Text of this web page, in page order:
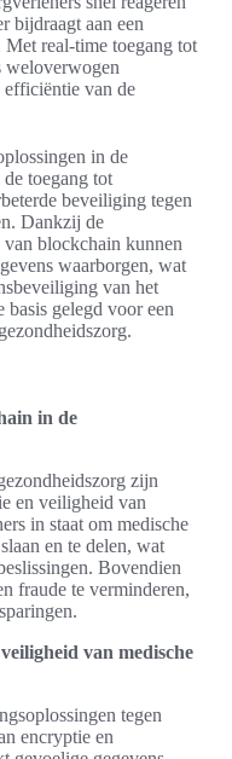
bijdraagt aan een
real-time toegang tot
weloverwogen
efficiëntie van de
in de
toegang tot
beveiliging tegen
Dankzij de
van blockchain kunnen
waarborgen, wat
van het
basis gelegd voor een
in de
zijn
en veiligheid van
in staat om medische
en te delen, wat
Bovendien
fraude te verminderen,
van medische
tegen
encryptie en